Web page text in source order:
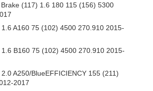
(117) 1.6 180 115 (156) 5300
A160 75 (102) 4500 270.910 2015-
B160 75 (102) 4500 270.910 2015-
A250/BlueEFFICIENCY 155 (211)
2017